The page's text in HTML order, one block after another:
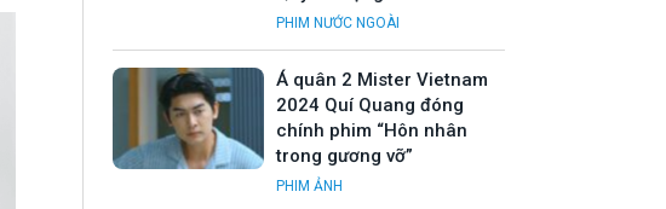
PHIM NƯỚC NGOÀI
Á quân 2 Mister Vietnam
2024 Quí Quang đóng
chính phim “Hôn nhân
trong gương vỡ”
PHIM ẢNH